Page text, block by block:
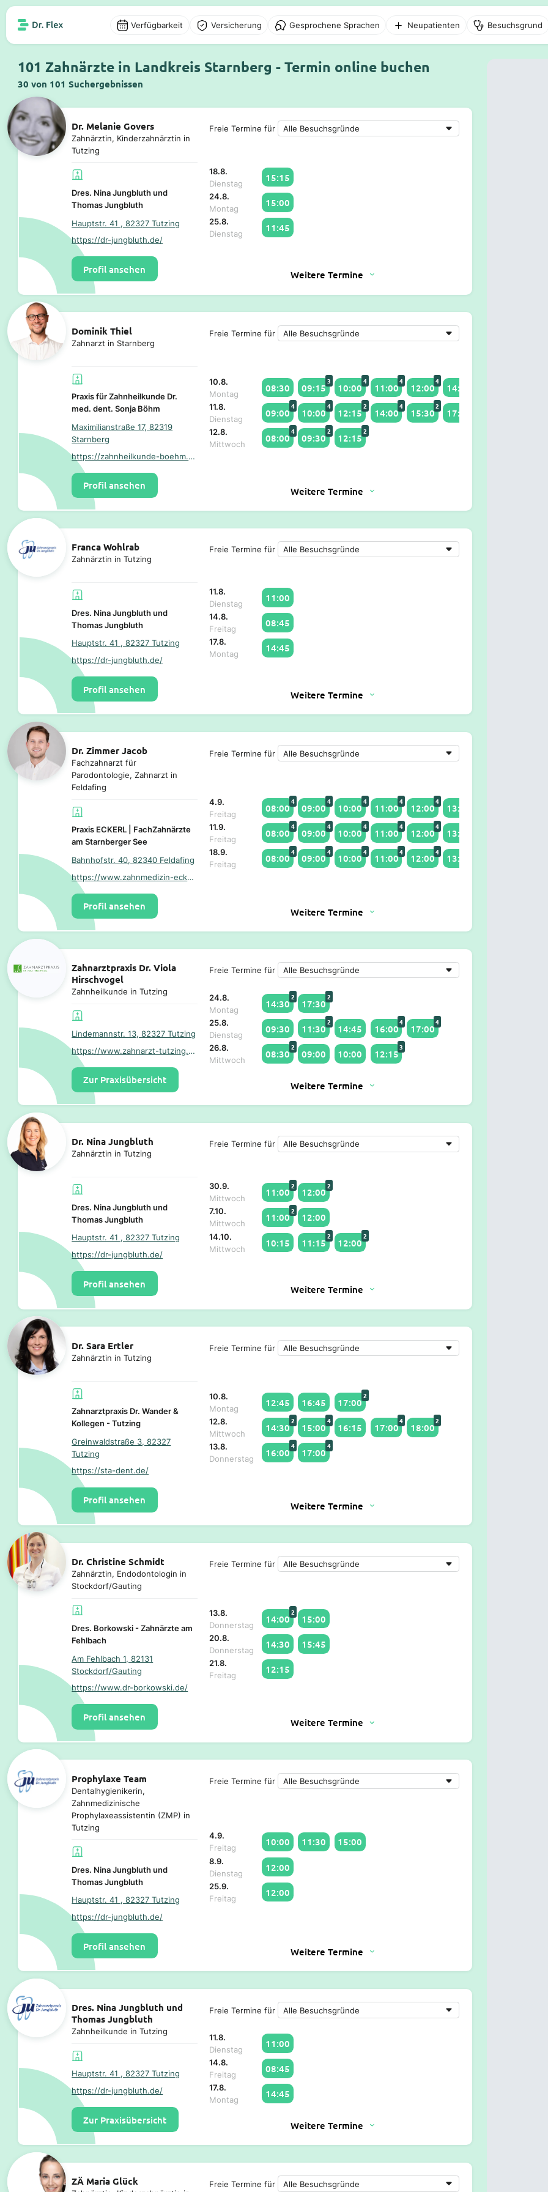
Verfügbarkeit Versicherung Gesprochene Sprachen Neupatienten Besuchsgrund
101 Zahnärzte in Landkreis Starnberg - Termin online buchen
30 von 101 Suchergebnissen
Dr. Melanie Govers
Zahnärztin, Kinderzahnärztin in
Tutzing
Dres. Nina Jungbluth und
Thomas Jungbluth
Hauptstr. 41 , 82327 Tutzing
https://dr-jungbluth.de/
Profil ansehen
Freie Termine für
18.8.
Dienstag
15:15
24.8.
Montag
15:00
25.8.
Dienstag
11:45
Weitere Termine
Dominik Thiel
Zahnarzt in Starnberg
Praxis für Zahnheilkunde Dr.
med. dent. Sonja Böhm
Maximilianstraße 17, 82319
Starnberg
https://zahnheilkunde-boehm.de/
Profil ansehen
Freie Termine für
10.8.
Montag
08:30 09:15
3
10:00
4
11:00
4
12:00
4
14:00
11.8.
Dienstag
09:00
4
10:00
4
12:15
2
14:00
4
15:30
2
17:00
12.8.
Mittwoch
08:00
4
09:30
2
12:15
2
Weitere Termine
Franca Wohlrab
Zahnärztin in Tutzing
Dres. Nina Jungbluth und
Thomas Jungbluth
Hauptstr. 41 , 82327 Tutzing
https://dr-jungbluth.de/
Profil ansehen
Freie Termine für
11.8.
Dienstag
11:00
14.8.
Freitag
08:45
17.8.
Montag
14:45
Weitere Termine
Dr. Zimmer Jacob
Fachzahnarzt für
Parodontologie, Zahnarzt in
Feldafing
Praxis ECKERL | FachZahnärzte
am Starnberger See
Bahnhofstr. 40, 82340 Feldafing
https://www.zahnmedizin-eckerl.de/
Profil ansehen
Freie Termine für
4.9.
Freitag
08:00
4
09:00
4
10:00
4
11:00
4
12:00
4
13:30
11.9.
Freitag
08:00
4
09:00
4
10:00
4
11:00
4
12:00
4
13:30
18.9.
Freitag
08:00
4
09:00
4
10:00
4
11:00
4
12:00
4
13:30
Weitere Termine
Zahnarztpraxis Dr. Viola
Hirschvogel
Zahnheilkunde in Tutzing
Lindemannstr. 13, 82327 Tutzing
https://www.zahnarzt-tutzing.com/
Zur Praxisübersicht
Freie Termine für
24.8.
Montag
14:30
2
17:30
2
25.8.
Dienstag
09:30 11:30
2
14:45 16:00
4
17:00
4
26.8.
Mittwoch
08:30
2
09:00 10:00 12:15
3
Weitere Termine
Dr. Nina Jungbluth
Zahnärztin in Tutzing
Dres. Nina Jungbluth und
Thomas Jungbluth
Hauptstr. 41 , 82327 Tutzing
https://dr-jungbluth.de/
Profil ansehen
Freie Termine für
30.9.
Mittwoch
11:00
2
12:00
2
7.10.
Mittwoch
11:00
2
12:00
14.10.
Mittwoch
10:15 11:15
2
12:00
2
Weitere Termine
Dr. Sara Ertler
Zahnärztin in Tutzing
Zahnarztpraxis Dr. Wander &
Kollegen - Tutzing
Greinwaldstraße 3, 82327
Tutzing
https://sta-dent.de/
Profil ansehen
Freie Termine für
10.8.
Montag
12:45 16:45 17:00
2
12.8.
Mittwoch
14:30
2
15:00
4
16:15 17:00
4
18:00
2
13.8.
Donnerstag
16:00
4
17:00
4
Weitere Termine
Dr. Christine Schmidt
Zahnärztin, Endodontologin in
Stockdorf/Gauting
Dres. Borkowski - Zahnärzte am
Fehlbach
Am Fehlbach 1, 82131
Stockdorf/Gauting
https://www.dr-borkowski.de/
Profil ansehen
Freie Termine für
13.8.
Donnerstag
14:00
2
15:00
20.8.
Donnerstag
14:30 15:45
21.8.
Freitag
12:15
Weitere Termine
Prophylaxe Team
Dentalhygienikerin,
Zahnmedizinische
Prophylaxeassistentin (ZMP) in
Tutzing
Dres. Nina Jungbluth und
Thomas Jungbluth
Hauptstr. 41 , 82327 Tutzing
https://dr-jungbluth.de/
Profil ansehen
Freie Termine für
4.9.
Freitag
10:00 11:30 15:00
8.9.
Dienstag
12:00
25.9.
Freitag
12:00
Weitere Termine
Dres. Nina Jungbluth und
Thomas Jungbluth
Zahnheilkunde in Tutzing
Hauptstr. 41 , 82327 Tutzing
https://dr-jungbluth.de/
Zur Praxisübersicht
Freie Termine für
11.8.
Dienstag
11:00
14.8.
Freitag
08:45
17.8.
Montag
14:45
Weitere Termine
ZÄ Maria Glück Freie Termine für